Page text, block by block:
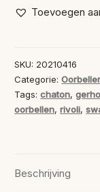
Swarovski
DeLite
aantal
Toevoegen
SKU: 20210416
Categorie:
Tags:chaton,
oorbellen,rivoli,
Beschrijving